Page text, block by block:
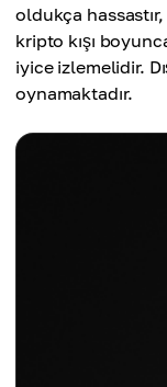
oldukça
kripto kışı
iyice izlemelidir.
oynamaktadır.